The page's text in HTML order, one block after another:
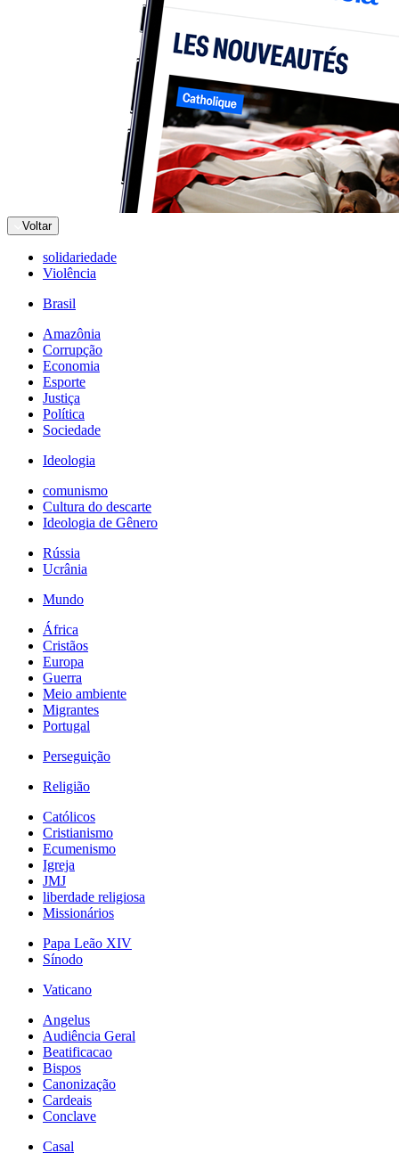
Voltar
solidariedade
Violência
Brasil
Amazônia
Corrupção
Economia
Esporte
Justiça
Política
Sociedade
Ideologia
comunismo
Cultura do descarte
Ideologia de Gênero
Rússia
Ucrânia
Mundo
África
Cristãos
Europa
Guerra
Meio ambiente
Migrantes
Portugal
Perseguição
Religião
Católicos
Cristianismo
Ecumenismo
Igreja
JMJ
liberdade religiosa
Missionários
Papa Leão XIV
Sínodo
Vaticano
Angelus
Audiência Geral
Beatificacao
Bispos
Canonização
Cardeais
Conclave
Casal